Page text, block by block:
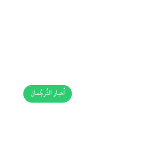
أحبار التُرجُمان